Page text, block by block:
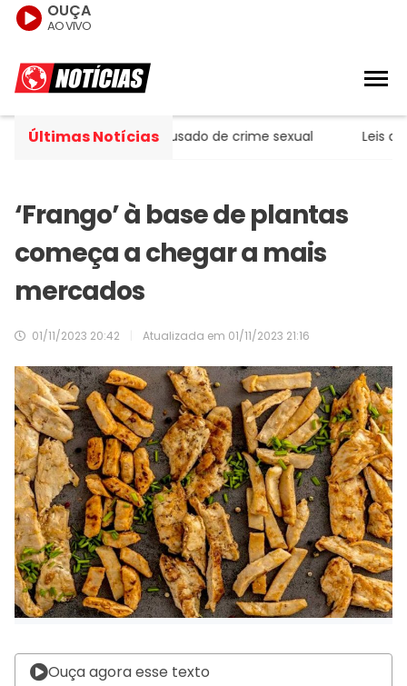
OUÇA
AO VIVO
Últimas Notícias
ministro do STJ acusado de crime sexual Leis do
‘Frango’ à base de plantas
começa a chegar a mais
mercados
01/11/2023 20:42 Atualizada em 01/11/2023 21:16
Ouça agora esse texto